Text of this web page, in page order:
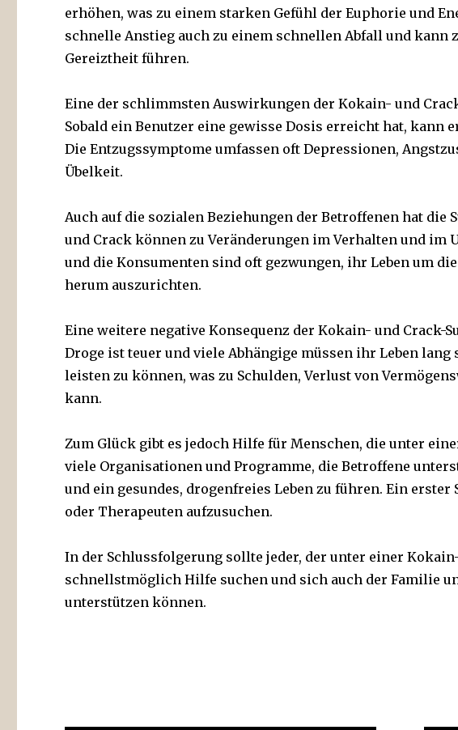
erhöhen, was zu einem starken Gefühl der Euphorie und
schnelle Anstieg auch zu einem schnellen Abfall und kann
Gereiztheit führen.
Eine der schlimmsten Auswirkungen der Kokain- und
Sobald ein Benutzer eine gewisse Dosis erreicht hat, kann
Die Entzugssymptome umfassen oft Depressionen,
Übelkeit.
Auch auf die sozialen Beziehungen der Betroffenen hat
und Crack können zu Veränderungen im Verhalten und im
und die Konsumenten sind oft gezwungen, ihr Leben um
herum auszurichten.
Eine weitere negative Konsequenz der Kokain- und Crack-
Droge ist teuer und viele Abhängige müssen ihr Leben
leisten zu können, was zu Schulden, Verlust von
kann.
Zum Glück gibt es jedoch Hilfe für Menschen, die unter
viele Organisationen und Programme, die Betroffene
und ein gesundes, drogenfreies Leben zu führen. Ein
oder Therapeuten aufzusuchen.
In der Schlussfolgerung sollte jeder, der unter einer
schnellstmöglich Hilfe suchen und sich auch der Familie
unterstützen können.